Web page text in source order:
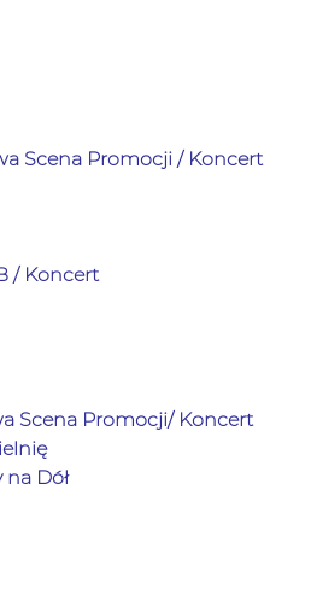
Scena Promocji / Koncert
/ Koncert
Scena Promocji/ Koncert
na Dół